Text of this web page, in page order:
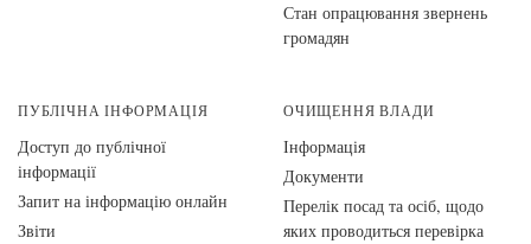
Стан опрацювання звернень
громадян
ПУБЛІЧНА ІНФОРМАЦІЯ
Доступ до публічної
інформації
Запит на інформацію онлайн
Звіти
ОЧИЩЕННЯ ВЛАДИ
Інформація
Документи
Перелік посад та осіб, щодо
яких проводиться перевірка